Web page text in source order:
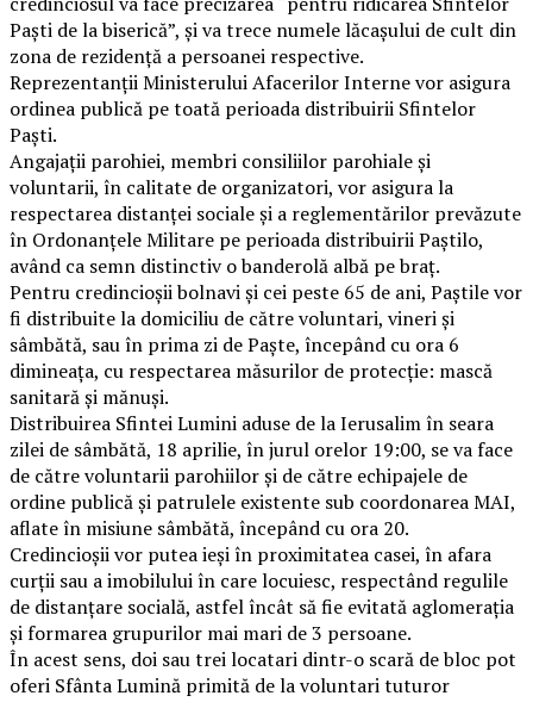
Paști de la biserică”, și va trece numele lăcașului de cult din
zona de rezidență a persoanei respective.
Reprezentanții Ministerului Afacerilor Interne vor asigura
ordinea publică pe toată perioada distribuirii Sfintelor
Paști.
Angajații parohiei, membri consiliilor parohiale și
voluntarii, în calitate de organizatori, vor asigura la
respectarea distanței sociale și a reglementărilor prevăzute
în Ordonanțele Militare pe perioada distribuirii Paștilo,
având ca semn distinctiv o banderolă albă pe braț.
Pentru credincioșii bolnavi și cei peste 65 de ani, Paștile vor
fi distribuite la domiciliu de către voluntari, vineri și
sâmbătă, sau în prima zi de Paște, începând cu ora 6
dimineața, cu respectarea măsurilor de protecție: mască
sanitară și mănuși.
Distribuirea Sfintei Lumini aduse de la Ierusalim în seara
zilei de sâmbătă, 18 aprilie, în jurul orelor 19:00, se va face
de către voluntarii parohiilor și de către echipajele de
ordine publică și patrulele existente sub coordonarea MAI,
aflate în misiune sâmbătă, începând cu ora 20.
Credincioșii vor putea ieși în proximitatea casei, în afara
curții sau a imobilului în care locuiesc, respectând regulile
de distanțare socială, astfel încât să fie evitată aglomerația
și formarea grupurilor mai mari de 3 persoane.
În acest sens, doi sau trei locatari dintr-o scară de bloc pot
oferi Sfânta Lumină primită de la voluntari tuturor